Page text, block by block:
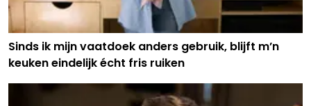
Sinds ik mijn vaatdoek anders gebruik, blijft m’n
keuken eindelijk écht fris ruiken